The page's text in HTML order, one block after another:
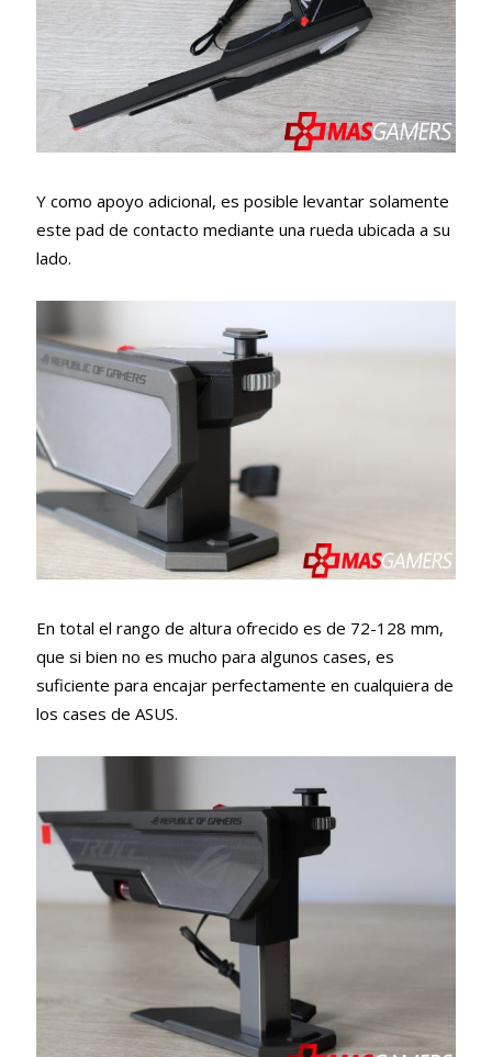
Y como apoyo adicional, es posible levantar solamente
este pad de contacto mediante una rueda ubicada a su
lado.
En total el rango de altura ofrecido es de 72-128 mm,
que si bien no es mucho para algunos cases, es
suficiente para encajar perfectamente en cualquiera de
los cases de ASUS.